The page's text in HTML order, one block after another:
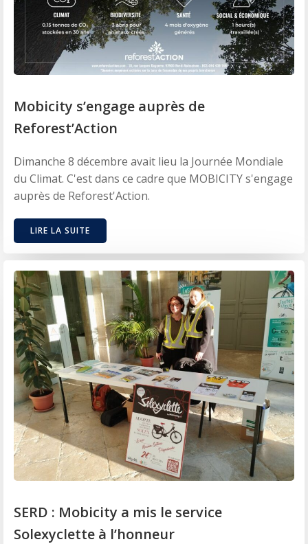
Mobicity s’engage auprès de
Reforest’Action
Dimanche 8 décembre avait lieu la Journée Mondiale
du Climat. C'est dans ce cadre que MOBICITY s'engage
auprès de Reforest'Action.
LIRE LA SUITE
SERD : Mobicity a mis le service
Solexyclette à l’honneur